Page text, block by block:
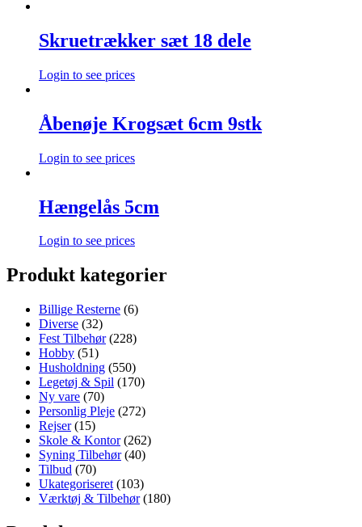
Skruetrækker sæt 18 dele
Login to see prices
Åbenøje Krogsæt 6cm 9stk
Login to see prices
Hængelås 5cm
Login to see prices
Produkt kategorier
Billige Resterne (6)
Diverse (32)
Fest Tilbehør (228)
Hobby (51)
Husholdning (550)
Legetøj & Spil (170)
Ny vare (70)
Personlig Pleje (272)
Rejser (15)
Skole & Kontor (262)
Syning Tilbehør (40)
Tilbud (70)
Ukategoriseret (103)
Værktøj & Tilbehør (180)